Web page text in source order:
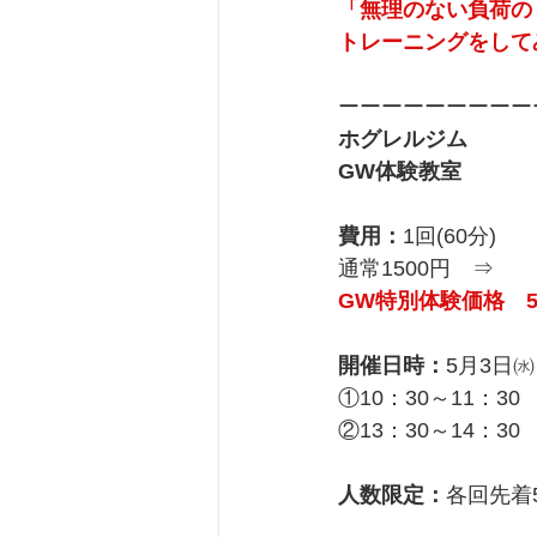
「無理のない負荷の
トレーニングをして
ーーーーーーーー
ホグレルジム
GW体験教室
費用： 1回(60分)
通常1500円　⇒
GW特別体験価格　
開催日時： 5月3日㈬
①10：30～11：30
②13：30～14：30
人数限定： 各回先着